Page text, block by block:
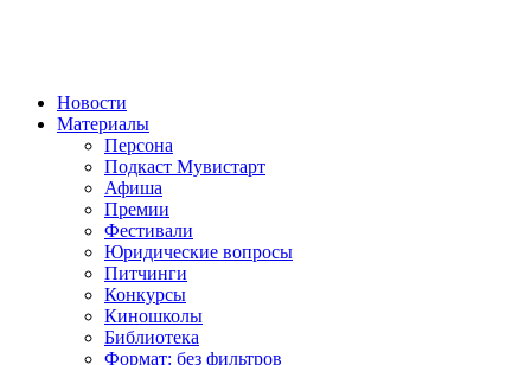
Новости
Материалы
Персона
Подкаст Мувистарт
Афиша
Премии
Фестивали
Юридические вопросы
Питчинги
Конкурсы
Киношколы
Библиотека
Формат: без фильтров